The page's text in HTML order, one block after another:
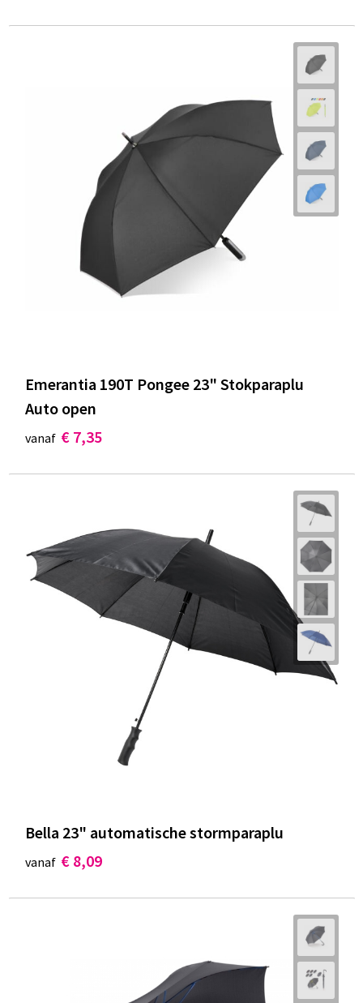
Emerantia 190T Pongee 23" Stokparaplu
Auto open
vanaf € 7,35
Bella 23" automatische stormparaplu
vanaf € 8,09